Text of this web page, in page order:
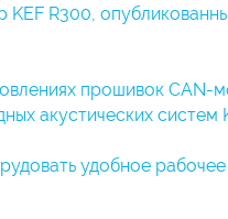
R300,
прошивок CAN-
акустических систем
удобное